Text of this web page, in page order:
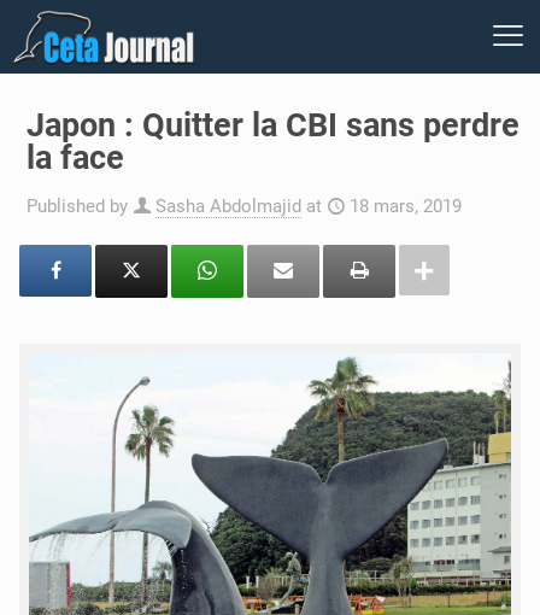
Japon : Quitter la CBI sans perdre
la face
Published by Sasha Abdolmajid at 18 mars, 2019